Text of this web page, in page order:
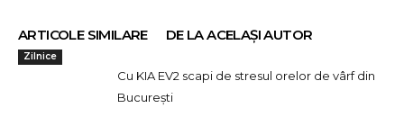
ARTICOLE SIMILARE DE LA ACELAȘI AUTOR
Zilnice
Cu KIA EV2 scapi de stresul orelor de vârf din
București